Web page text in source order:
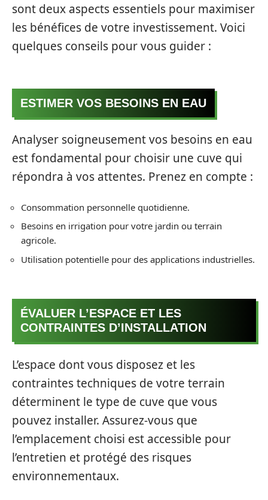
sont deux aspects essentiels pour maximiser
les bénéfices de votre investissement. Voici
quelques conseils pour vous guider :
ESTIMER VOS BESOINS EN EAU
Analyser soigneusement vos besoins en eau
est fondamental pour choisir une cuve qui
répondra à vos attentes. Prenez en compte :
Consommation personnelle quotidienne.
Besoins en irrigation pour votre jardin ou terrain
agricole.
Utilisation potentielle pour des applications industrielles.
ÉVALUER L’ESPACE ET LES
CONTRAINTES D’INSTALLATION
L’espace dont vous disposez et les
contraintes techniques de votre terrain
déterminent le type de cuve que vous
pouvez installer. Assurez-vous que
l’emplacement choisi est accessible pour
l’entretien et protégé des risques
environnementaux.